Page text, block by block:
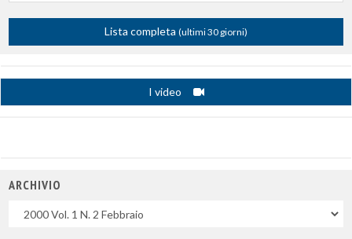
Lista completa (ultimi 30 giorni)
I video
ARCHIVIO